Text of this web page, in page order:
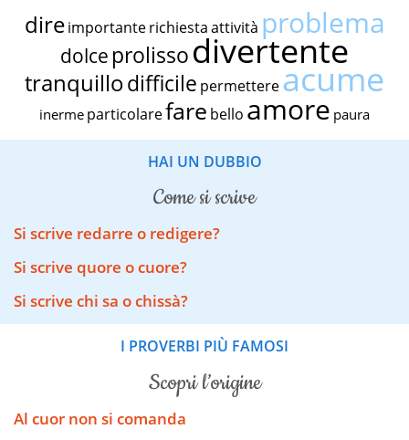
dire importante richiestaattività problema
dolce prolissodivertente
tranquillodifficile permettereacume
inerme particolarefare bello amore paura
HAI UN DUBBIO
come si scrive
Si scrive redarre o redigere?
Si scrive quore o cuore?
Si scrive chi sa o chissà?
I PROVERBI PIÙ FAMOSI
scopri l’origine
Al cuor non si comanda